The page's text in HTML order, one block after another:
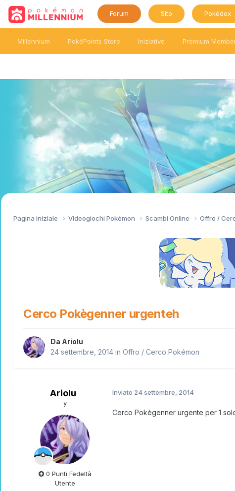
Forum Sito Pokédex
Millennium PokéPoints Store Iniziative Premium
Pagina iniziale Videogiochi Pokémon Scambi Online Offro /
Cerco Pokègenner urgenteh
Da Ariolu
24 settembre, 2014 in Offro / Cerco Pokémon
Ariolu
y
0 Punti Fedeltà
Utente
Inviato 24 settembre, 2014
Cerco Pokègenner urgente per 1